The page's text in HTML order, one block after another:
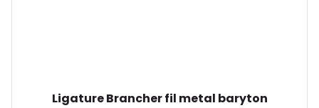
Ligature Brancher fil metal baryton